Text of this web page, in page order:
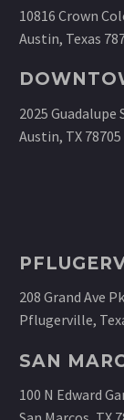
10816 Crown
Austin, Texas
2025 Guadalupe
Austin, TX 78705
208 Grand Ave
Pflugerville,
SAN
100 N Edward